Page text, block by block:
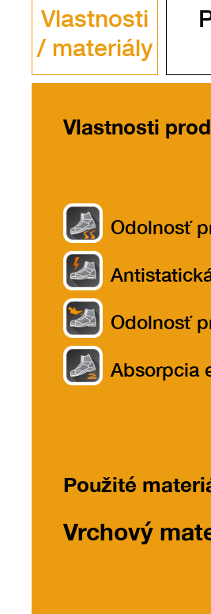
Vlastnosti
/ materiály
Vlastnosti
Odolnosť
Odolnosť
Absorpcia
Použité
Vrchový